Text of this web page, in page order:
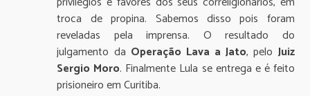
troca de propina. Sabemos disso pois foram
reveladas pela imprensa. O resultado do
julgamento da Operação Lava a Jato, pelo Juiz
Sergio Moro. Finalmente Lula se entrega e é feito
prisioneiro em Curitiba.